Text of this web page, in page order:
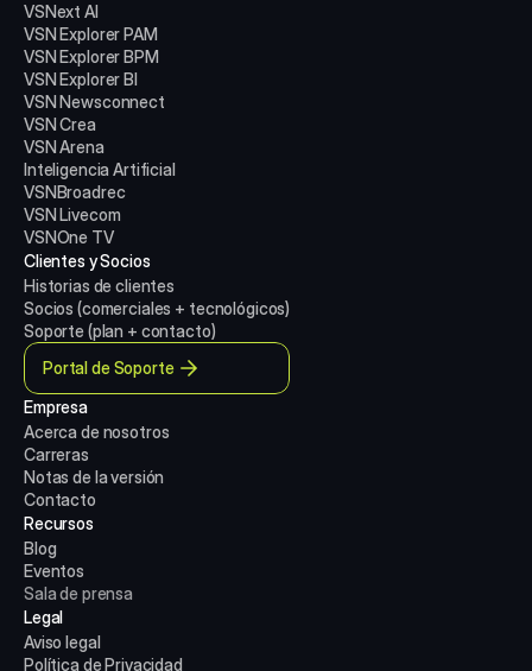
VSNext AI
VSN Explorer PAM
VSN Explorer BPM
VSN Explorer BI
VSN Newsconnect
VSN Crea
VSN Arena
Inteligencia Artificial
VSNBroadrec
VSN Livecom
VSNOne TV
Clientes y Socios
Historias de clientes
Socios (comerciales + tecnológicos)
Soporte (plan + contacto)
Portal de Soporte
Empresa
Acerca de nosotros
Carreras
Notas de la versión
Contacto
Recursos
Blog
Eventos
Sala de prensa
Legal
Aviso legal
Política de Privacidad